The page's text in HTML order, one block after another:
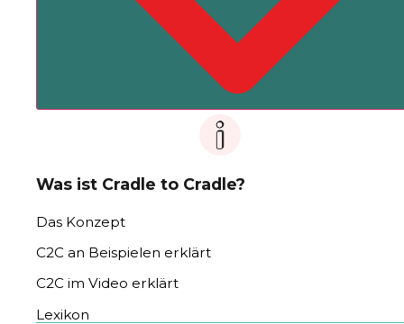
Was ist Cradle to Cradle?
Das Konzept
C2C an Beispielen erklärt
C2C im Video erklärt
Lexikon